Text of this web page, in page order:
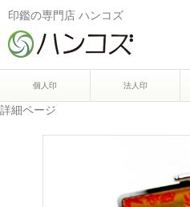
印鑑の専門店 ハンコズ
個人印 法人印
詳細ページ